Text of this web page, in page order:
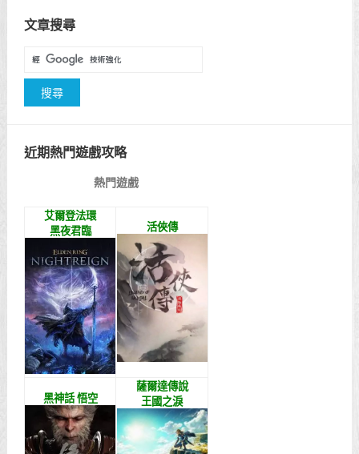
文章搜尋
近期熱門遊戲攻略
熱門遊戲
艾爾登法環
黑夜君臨
活俠傳
黑神話 悟空
薩爾達傳說
王國之淚